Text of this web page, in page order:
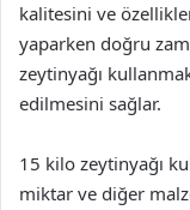
kalitesini ve
yaparken doğru
zeytinyağı
edilmesini sağlar.
15 kilo zeytinyağı
miktar ve diğer